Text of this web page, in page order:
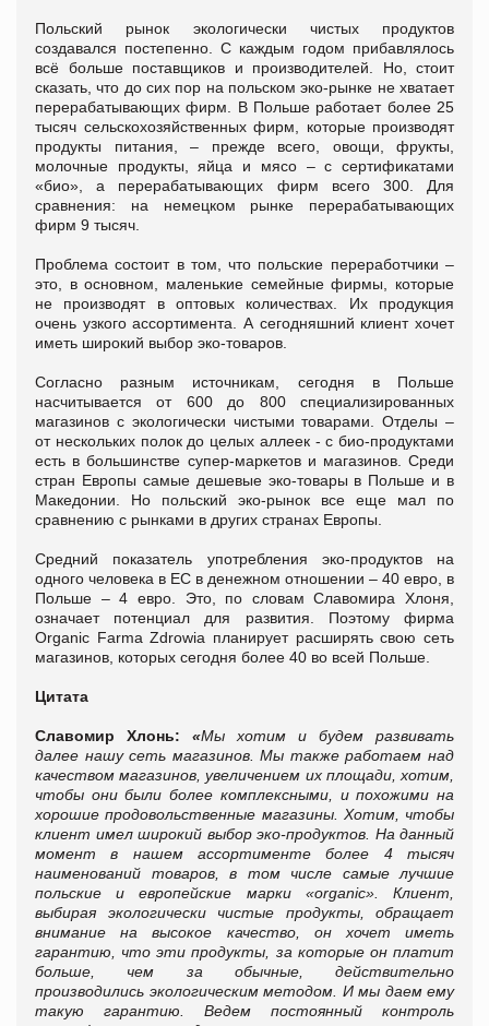
Польский рынок экологически чистых продуктов
создавался постепенно. С каждым годом прибавлялось
всё больше поставщиков и производителей. Но, стоит
сказать, что до сих пор на польском эко-рынке не хватает
перерабатывающих фирм. В Польше работает более 25
тысяч сельскохозяйственных фирм, которые производят
продукты питания, – прежде всего, овощи, фрукты,
молочные продукты, яйца и мясо – с сертификатами
«био», а перерабатывающих фирм всего 300. Для
сравнения: на немецком рынке перерабатывающих
фирм 9 тысяч.
Проблема состоит в том, что польские переработчики –
это, в основном, маленькие семейные фирмы, которые
не производят в оптовых количествах. Их продукция
очень узкого ассортимента. А сегодняшний клиент хочет
иметь широкий выбор эко-товаров.
Согласно разным источникам, сегодня в Польше
насчитывается от 600 до 800 специализированных
магазинов с экологически чистыми товарами. Отделы –
от нескольких полок до целых аллеек - с био-продуктами
есть в большинстве супер-маркетов и магазинов. Среди
стран Европы самые дешевые эко-товары в Польше и в
Македонии. Но польский эко-рынок все еще мал по
сравнению с рынками в других странах Европы.
Средний показатель употребления эко-продуктов на
одного человека в ЕС в денежном отношении – 40 евро, в
Польше – 4 евро. Это, по словам Славомира Хлоня,
означает потенциал для развития. Поэтому фирма
Organic Farma Zdrowia планирует расширять свою сеть
магазинов, которых сегодня более 40 во всей Польше.
Цитата
Славомир Хлонь: «Мы хотим и будем развивать
далее нашу сеть магазинов. Мы также работаем над
качеством магазинов, увеличением их площади, хотим,
чтобы они были более комплексными, и похожими на
хорошие продовольственные магазины. Хотим, чтобы
клиент имел широкий выбор эко-продуктов. На данный
момент в нашем ассортименте более 4 тысяч
наименований товаров, в том числе самые лучшие
польские и европейские марки «organic».Клиент,
выбирая экологически чистые продукты, обращает
внимание на высокое качество, он хочет иметь
гарантию, что эти продукты, за которые он платит
больше, чем за обычные, действительно
производились экологическим методом. И мы даем ему
такую гарантию. Ведем постоянный контроль